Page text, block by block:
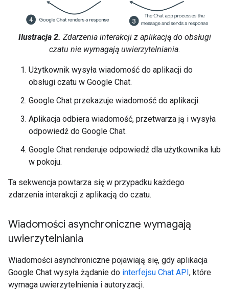
Ilustracja 2. Zdarzenia interakcji z aplikacją do obsługi
czatu nie wymagają uwierzytelniania.
Użytkownik wysyła wiadomość do aplikacji do
obsługi czatu w Google Chat.
Google Chat przekazuje wiadomość do aplikacji.
Aplikacja odbiera wiadomość, przetwarza ją i wysyła
odpowiedź do Google Chat.
Google Chat renderuje odpowiedź dla użytkownika lub
w pokoju.
Ta sekwencja powtarza się w przypadku każdego
zdarzenia interakcji z aplikacją do czatu.
Wiadomości asynchroniczne wymagają
uwierzytelniania
Wiadomości asynchroniczne pojawiają się, gdy aplikacja
Google Chat wysyła żądanie do interfejsu Chat API, które
wymaga uwierzytelnienia i autoryzacji.